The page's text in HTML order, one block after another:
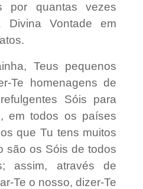
por quantas vezes
Divina Vontade em
Teus pequenos
Te homenagens de
Sóis para
em todos os países
que Tu tens muitos
são os Sóis de todos
assim, através de
Te o nosso, dizer-Te